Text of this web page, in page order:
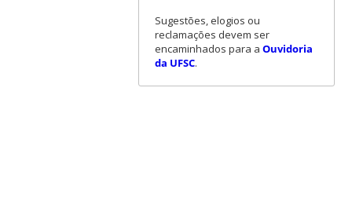
Sugestões, elogios ou
reclamações devem ser
encaminhados para a Ouvidoria
da UFSC.